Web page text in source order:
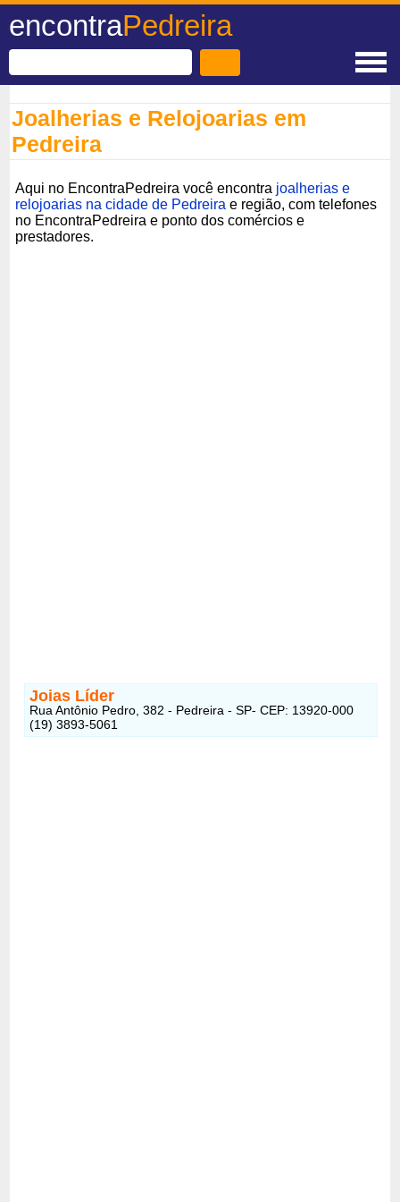
encontraPedreira
Joalherias e Relojoarias em
Pedreira
Aqui no EncontraPedreira você encontra joalherias e
relojoarias na cidade de Pedreira e região, com telefones
no EncontraPedreira e ponto dos comércios e
prestadores.
Joias Líder
Rua Antônio Pedro, 382 - Pedreira - SP- CEP: 13920-000
(19) 3893-5061